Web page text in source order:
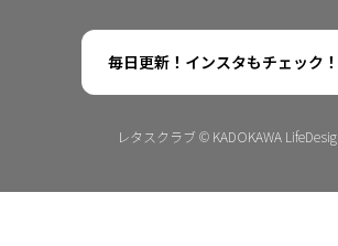
毎日更新！インスタもチェック！
レタスクラブ © KADOKAWA